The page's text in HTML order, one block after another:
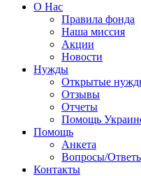
О Нас
Правила фонда
Наша миссия
Акции
Новости
Нужды
Открытые
Отзывы
Отчеты
Помощь
Помощь
Анкета
Вопросы/
Контакты